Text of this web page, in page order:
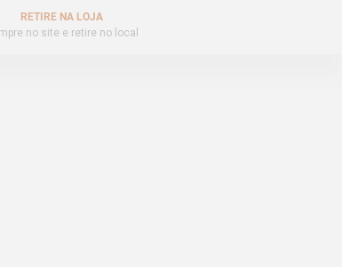
RETIRE NA LOJA
no site e retire no local